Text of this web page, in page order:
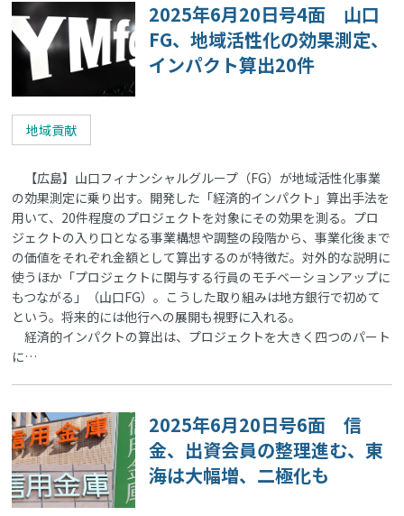
2025年6月20日号4面 山口
FG、地域活性化の効果測定、
インパクト算出20件
地域貢献
【広島】山口フィナンシャルグループ（FG）が地域活性化事業
の効果測定に乗り出す。開発した「経済的インパクト」算出手法を
用いて、20件程度のプロジェクトを対象にその効果を測る。プロ
ジェクトの入り口となる事業構想や調整の段階から、事業化後まで
の価値をそれぞれ金額として算出するのが特徴だ。対外的な説明に
使うほか「プロジェクトに関与する行員のモチベーションアップに
もつながる」（山口FG）。こうした取り組みは地方銀行で初めて
という。将来的には他行への展開も視野に入れる。
経済的インパクトの算出は、プロジェクトを大きく四つのパート
に…
2025年6月20日号6面 信
金、出資会員の整理進む、東
海は大幅増、二極化も